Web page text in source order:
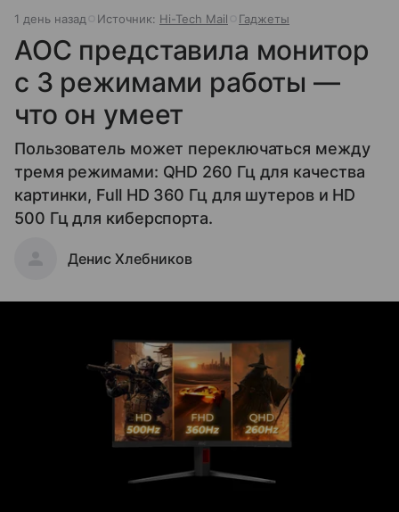
1 день назад Источник: Hi-Tech Mail Гаджеты
AOC представила монитор
с 3 режимами работы —
что он умеет
Пользователь может переключаться между
тремя режимами: QHD 260 Гц для качества
картинки, Full HD 360 Гц для шутеров и HD
500 Гц для киберспорта.
Денис Хлебников